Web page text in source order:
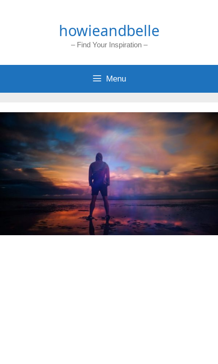
howieandbelle
– Find Your Inspiration –
Menu